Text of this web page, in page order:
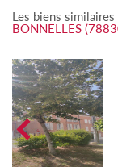
Les biens similaires
BONNELLES